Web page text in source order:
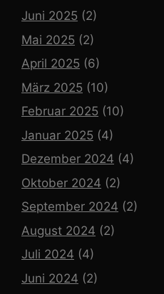
Juni 2025 (2)
Mai 2025 (2)
April 2025 (6)
März 2025 (10)
Februar 2025 (10)
Januar 2025 (4)
Dezember 2024 (4)
Oktober 2024 (2)
September 2024 (2)
August 2024 (2)
Juli 2024 (4)
Juni 2024 (2)